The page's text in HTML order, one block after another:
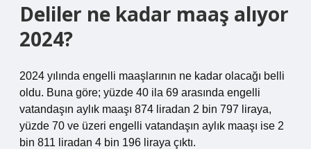
Deliler ne kadar maaş alıyor
2024?
2024 yılında engelli maaşlarının ne kadar olacağı belli
oldu. Buna göre; yüzde 40 ila 69 arasında engelli
vatandaşın aylık maaşı 874 liradan 2 bin 797 liraya,
yüzde 70 ve üzeri engelli vatandaşın aylık maaşı ise 2
bin 811 liradan 4 bin 196 liraya çıktı.